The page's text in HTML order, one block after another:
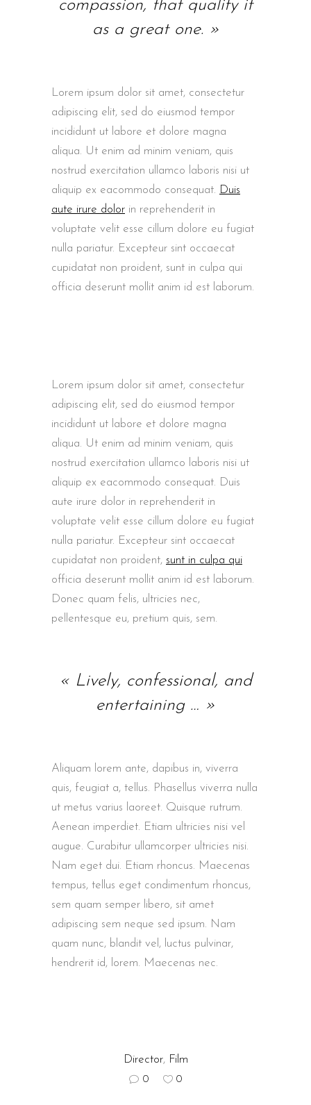
compassion, that qualify it
as a great one. »
Lorem ipsum dolor sit amet, consectetur
adipiscing elit, sed do eiusmod tempor
incididunt ut labore et dolore magna
aliqua. Ut enim ad minim veniam, quis
nostrud exercitation ullamco laboris nisi ut
aliquip ex eacommodo consequat. Duis
aute irure dolor in reprehenderit in
voluptate velit esse cillum dolore eu fugiat
nulla pariatur. Excepteur sint occaecat
cupidatat non proident, sunt in culpa qui
officia deserunt mollit anim id est laborum.
Lorem ipsum dolor sit amet, consectetur
adipiscing elit, sed do eiusmod tempor
incididunt ut labore et dolore magna
aliqua. Ut enim ad minim veniam, quis
nostrud exercitation ullamco laboris nisi ut
aliquip ex eacommodo consequat. Duis
aute irure dolor in reprehenderit in
voluptate velit esse cillum dolore eu fugiat
nulla pariatur. Excepteur sint occaecat
cupidatat non proident, sunt in culpa qui
officia deserunt mollit anim id est laborum.
Donec quam felis, ultricies nec,
pellentesque eu, pretium quis, sem.
« Lively, confessional, and
entertaining … »
Aliquam lorem ante, dapibus in, viverra
quis, feugiat a, tellus. Phasellus viverra nulla
ut metus varius laoreet. Quisque rutrum.
Aenean imperdiet. Etiam ultricies nisi vel
augue. Curabitur ullamcorper ultricies nisi.
Nam eget dui. Etiam rhoncus. Maecenas
tempus, tellus eget condimentum rhoncus,
sem quam semper libero, sit amet
adipiscing sem neque sed ipsum. Nam
quam nunc, blandit vel, luctus pulvinar,
hendrerit id, lorem. Maecenas nec.
Director, Film
0 0